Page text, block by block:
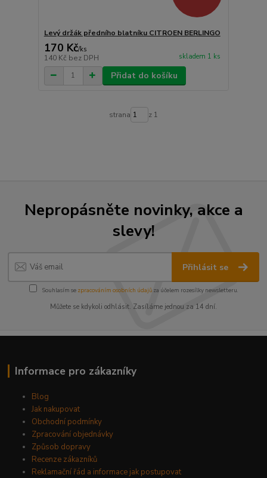
Levý držák předního blatníku CITROEN BERLINGO
170 Kč/ks
140 Kč bez DPH skladem 1 ks
Přidat do košíku
strana z 1
Nepropásněte novinky, akce a
slevy!
Přihlásit se
Souhlasím se zpracováním osobních údajůza účelem rozesílky newsletteru.
Můžete se kdykoli odhlásit. Zasíláme jednou za 14 dní.
Informace pro zákazníky
Blog
Jak nakupovat
Obchodní podmínky
Zpracování objednávky
Způsob dopravy
Recenze zákazníků
Reklamační řád a informace jak postupovat